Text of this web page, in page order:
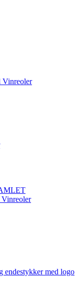
endestykker med logo